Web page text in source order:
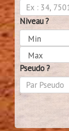
Niveau ?
Pseudo ?